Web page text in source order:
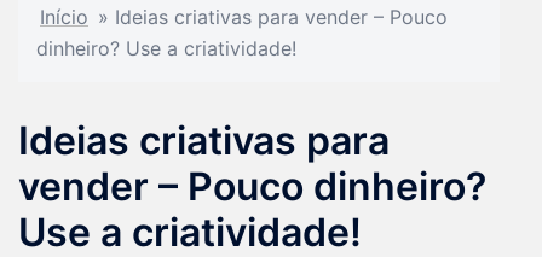
Início » Ideias criativas para vender – Pouco
dinheiro? Use a criatividade!
Ideias criativas para
vender – Pouco dinheiro?
Use a criatividade!